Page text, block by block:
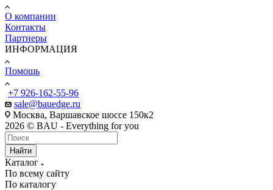
О компании
Контакты
Партнеры
ИНФОРМАЦИЯ
Помощь
+7 926-162-55-96
sale@bauedge.ru
Москва, Варшавское шоссе 150к2
2026 © BAU - Everything for you
Найти
Каталог
По всему сайту
По каталогу